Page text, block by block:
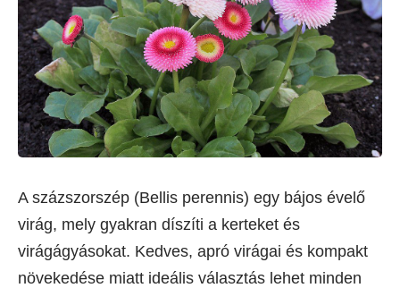
A százszorszép (Bellis perennis) egy bájos évelő
virág, mely gyakran díszíti a kerteket és
virágágyásokat. Kedves, apró virágai és kompakt
növekedése miatt ideális választás lehet minden